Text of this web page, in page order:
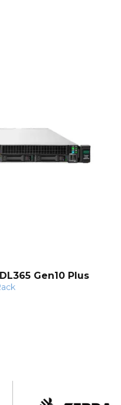
Gen10 Plus